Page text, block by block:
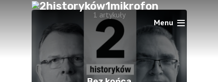
Menu
1 artykuły